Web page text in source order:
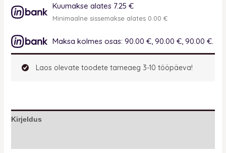
Kuumakse alates 7.25 €
Minimaalne sissemakse alates 0.00 €
Maksa kolmes osas: 90.00 €, 90.00 €, 90.00 €.
Laos olevate toodete tarneaeg 3-10 tööpäeva!
Kirjeldus